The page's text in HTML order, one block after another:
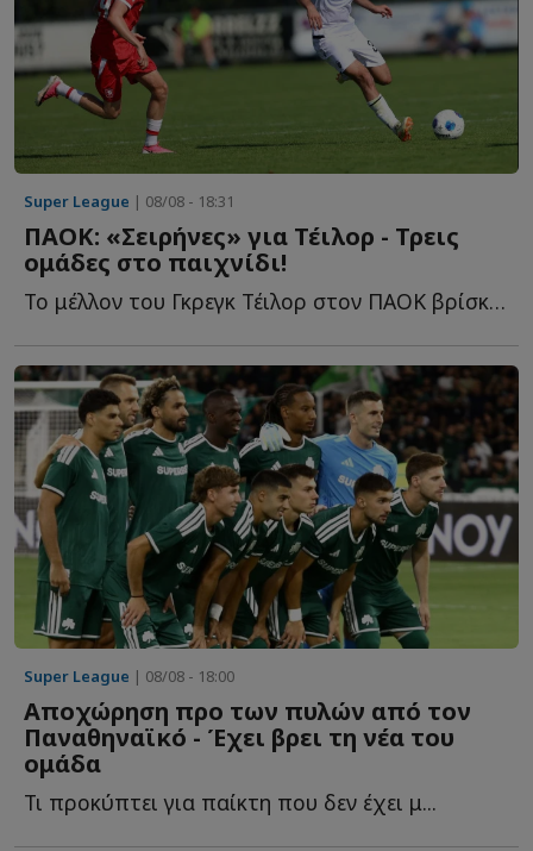
Super League | 08/08 - 18:31
ΠΑΟΚ: «Σειρήνες» για Τέιλορ - Τρεις
ομάδες στο παιχνίδι!
Το μέλλον του Γκρεγκ Τέιλορ στον ΠΑΟΚ βρίσκεται στο ε...
Super League | 08/08 - 18:00
Αποχώρηση προ των πυλών από τον
Παναθηναϊκό - Έχει βρει τη νέα του
ομάδα
Τι προκύπτει για παίκτη που δεν έχει μ...